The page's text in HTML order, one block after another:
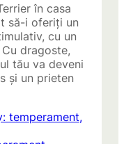
în casa
să-i oferiți un
cu un
dragoste,
tău va deveni
și un prieten
temperament,